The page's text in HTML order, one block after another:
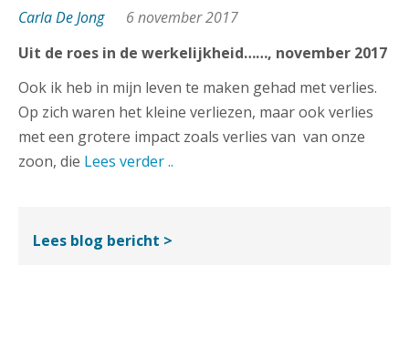
Carla De Jong
6 november 2017
Uit de roes in de werkelijkheid……, november 2017
Ook ik heb in mijn leven te maken gehad met verlies.
Op zich waren het kleine verliezen, maar ook verlies
met een grotere impact zoals verlies van van onze
zoon, die Lees verder ..
Lees blog bericht >